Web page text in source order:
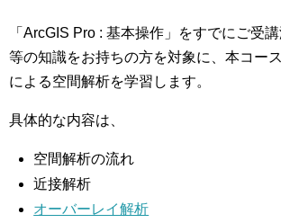
「ArcGIS Pro : 基本操作」をすでにご受
等の知識をお持ちの方を対象に、本コー
による空間解析を学習します。
具体的な内容は、
空間解析の流れ
近接解析
オーバーレイ解析